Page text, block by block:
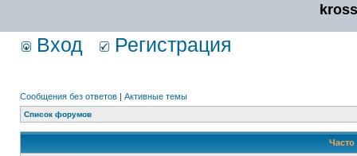
Вход Регистрация
Сообщения без ответов | Активные темы
Список форумов